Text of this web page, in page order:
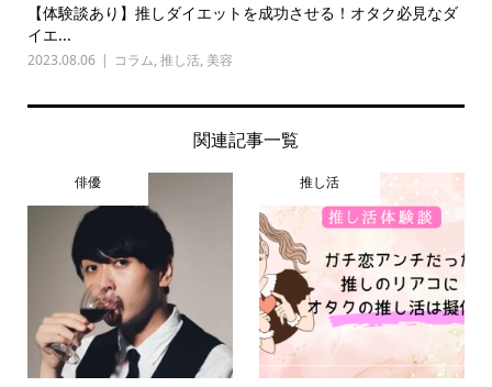
【体験談あり】推しダイエットを成功させる！オタク必見なダ
イエ...
2023.08.06 コラム, 推し活, 美容
関連記事一覧
俳優 推し活